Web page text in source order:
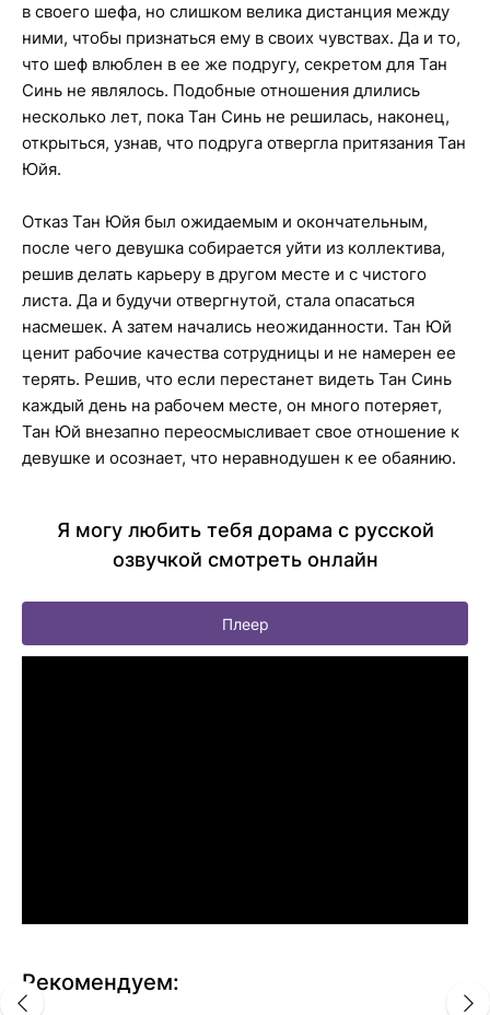
в своего шефа, но слишком велика дистанция между
ними, чтобы признаться ему в своих чувствах. Да и то,
что шеф влюблен в ее же подругу, секретом для Тан
Синь не являлось. Подобные отношения длились
несколько лет, пока Тан Синь не решилась, наконец,
открыться, узнав, что подруга отвергла притязания Тан
Юйя.
Отказ Тан Юйя был ожидаемым и окончательным,
после чего девушка собирается уйти из коллектива,
решив делать карьеру в другом месте и с чистого
листа. Да и будучи отвергнутой, стала опасаться
насмешек. А затем начались неожиданности. Тан Юй
ценит рабочие качества сотрудницы и не намерен ее
терять. Решив, что если перестанет видеть Тан Синь
каждый день на рабочем месте, он много потеряет,
Тан Юй внезапно переосмысливает свое отношение к
девушке и осознает, что неравнодушен к ее обаянию.
Я могу любить тебя дорама с русской
озвучкой смотреть онлайн
Плеер
Рекомендуем: